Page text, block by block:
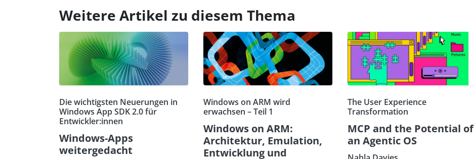
Weitere Artikel zu diesem Thema
Die wichtigsten Neuerungen in
Windows App SDK 2.0 für
Entwickler:innen
Windows-Apps
weitergedacht
Windows on ARM wird
erwachsen – Teil 1
Windows on ARM:
Architektur, Emulation,
Entwicklung und
The User Experience
Transformation
MCP and the Potential of
an Agentic OS